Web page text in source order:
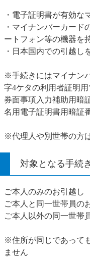
・電子証明書が有効な
・マイナンバーカード
ートフォン等の機器を
・日本国内での引越し
※手続きにはマイナン
字4ケタの利用者証明
券面事項入力補助用暗
名用電子証明書用暗証
※代理人や別世帯の方
対象となる手続き
ご本人のみのお引越し
ご本人と同一世帯員の
ご本人以外の同一世帯
※住所が同じであって
ません